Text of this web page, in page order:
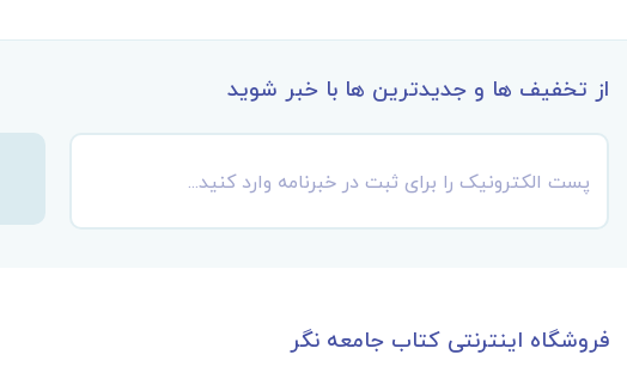
از تخفیف ها و جدیدترین ها با خبر شوید
فروشگاه اینترنتی کتاب جامعه نگر